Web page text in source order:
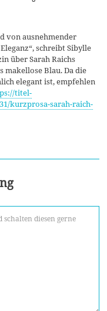
von ausnehmender
schreibt Sibylle
über Sarah Raichs
makellose Blau. Da die
elegant ist, empfehlen
titel-
kurzprosa-sarah-raich-